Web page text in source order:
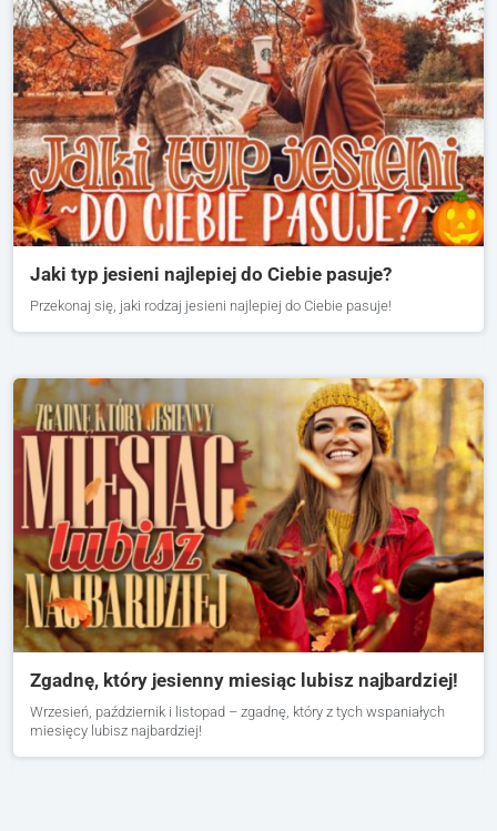
Jaki typ jesieni najlepiej do Ciebie pasuje?
Przekonaj się, jaki rodzaj jesieni najlepiej do Ciebie pasuje!
Zgadnę, który jesienny miesiąc lubisz najbardziej!
Wrzesień, październik i listopad – zgadnę, który z tych wspaniałych
miesięcy lubisz najbardziej!